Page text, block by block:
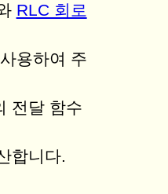
RLC 회로
용하여 주
전달 함수
합니다.